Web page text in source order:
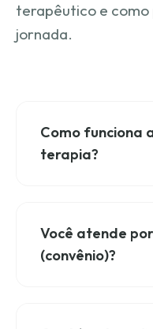
terapêutico e como
jornada.
Como funciona
terapia?
razões que
seu momento atual
Você atende
(convênio)?